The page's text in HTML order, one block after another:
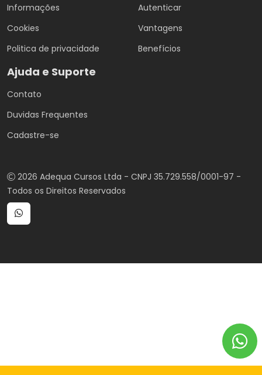
Informações
Cookies
Politica de privacidade
Autenticar
Vantagens
Benefícios
Ajuda e Suporte
Contato
Duvidas Frequentes
Cadastre-se
2026 Adequa Cursos Ltda - CNPJ 35.729.558/0001-97 -
Todos os Direitos Reservados